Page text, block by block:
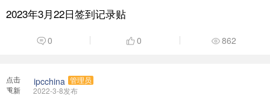
2023年3月22日签到记录贴
0 0 862
点击
重新
ipcchina 管理员
2022-3-8发布